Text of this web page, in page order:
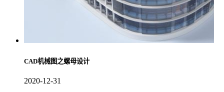
CAD机械图之螺母设计
2020-12-31